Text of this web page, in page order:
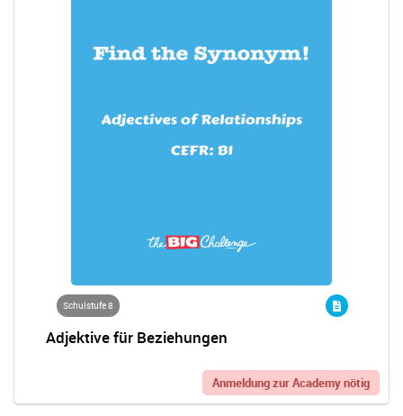
Schulstufe 8
Adjektive für Beziehungen
Anmeldung zur Academy nötig